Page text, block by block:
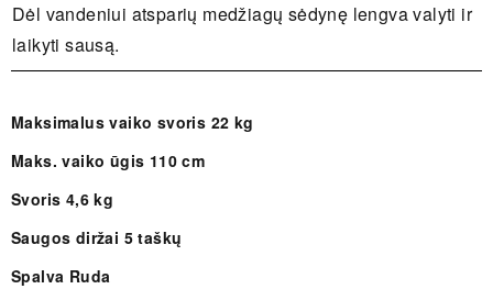
Dėl vandeniui atsparių medžiagų sėdynę lengva valyti ir
laikyti sausą.
Maksimalus vaiko svoris 22 kg
Maks. vaiko ūgis 110 cm
Svoris 4,6 kg
Saugos diržai 5 taškų
Spalva Ruda